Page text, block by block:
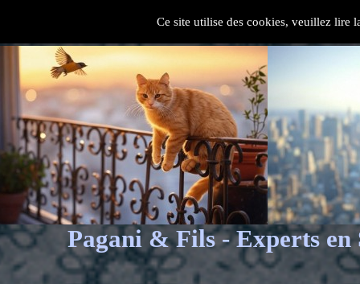
Ce site utilise des cookies, veuillez lire
Pagani & Fils - Experts en